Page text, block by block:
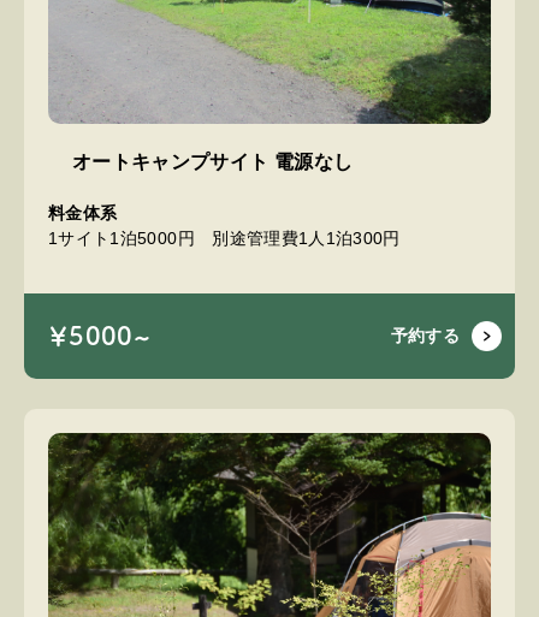
オートキャンプサイト 電源なし
料金体系
1サイト1泊5000円 別途管理費1人1泊300円
￥5000~ 予約する